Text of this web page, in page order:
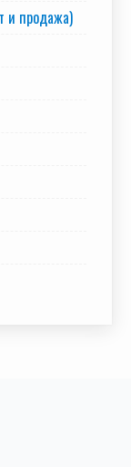
и продажа)